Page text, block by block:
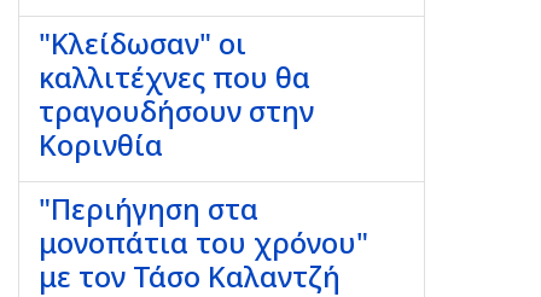
"Κλείδωσαν" οι
καλλιτέχνες που θα
τραγουδήσουν στην
Κορινθία
"Περιήγηση στα
μονοπάτια του χρόνου"
με τον Τάσο Καλαντζή